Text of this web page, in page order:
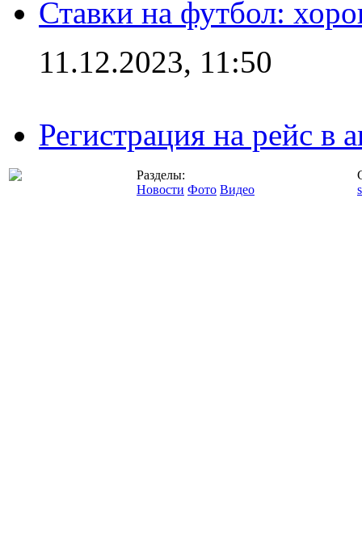
Ставки на футбол:
11.12.2023, 11:50
Регистрация на рейс в
Разделы:
Новости Фото Видео